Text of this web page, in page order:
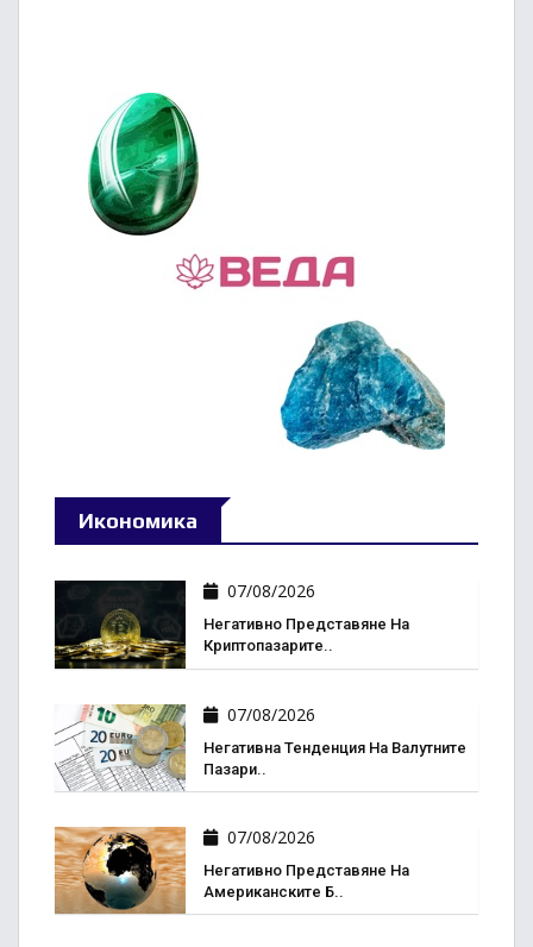
Икономика
07/08/2026
Негативно Представяне На
Криптопазарите..
07/08/2026
Негативна Тенденция На Валутните
Пазари..
07/08/2026
Негативно Представяне На
Американските Б..